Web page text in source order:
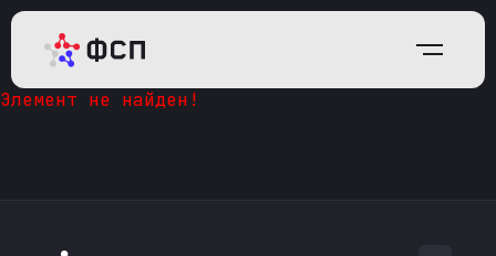
Элемент не найден!